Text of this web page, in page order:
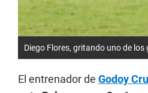
Diego Flores, gritando uno de
El entrenador de Godoy